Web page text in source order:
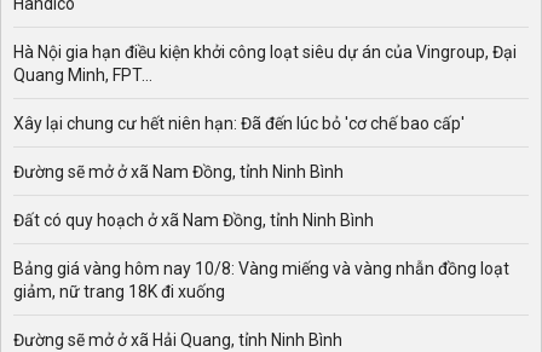
Handico
Hà Nội gia hạn điều kiện khởi công loạt siêu dự án của Vingroup, Đại
Quang Minh, FPT...
Xây lại chung cư hết niên hạn: Đã đến lúc bỏ 'cơ chế bao cấp'
Đường sẽ mở ở xã Nam Đồng, tỉnh Ninh Bình
Đất có quy hoạch ở xã Nam Đồng, tỉnh Ninh Bình
Bảng giá vàng hôm nay 10/8: Vàng miếng và vàng nhẫn đồng loạt
giảm, nữ trang 18K đi xuống
Đường sẽ mở ở xã Hải Quang, tỉnh Ninh Bình